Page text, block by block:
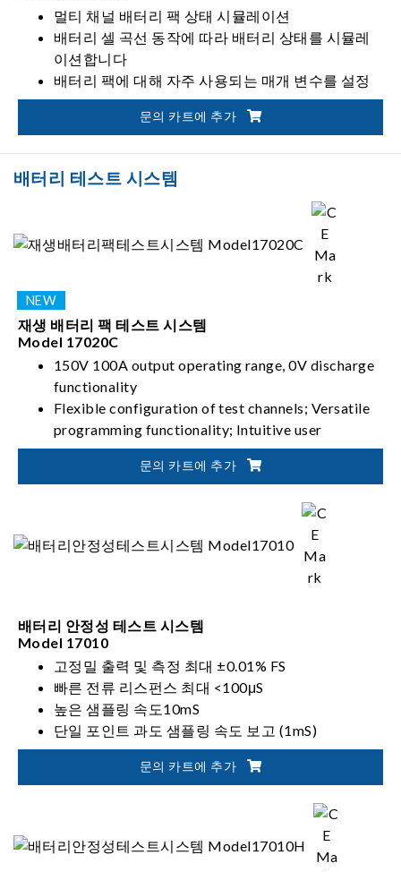
멀티 채널 배터리 팩 상태 시뮬레이션
배터리 셀 곡선 동작에 따라 배터리 상태를 시뮬레
이션합니다
배터리 팩에 대해 자주 사용되는 매개 변수를 설정
하고 초기 출력 상태를 신속하게 사용자 지정이 가
문의 카트에 추가
배터리 테스트 시스템
재생 배터리 팩 테스트 시스템
Model 17020C
150V 100A output operating range, 0V discharge
functionality
Flexible configuration of test channels; Versatile
programming functionality; Intuitive user
interface
High-precision current/voltage measurement;
discharging; Stable and uninterrupted current
Suitable for battery module/pack design
validation, production test, product certification
문의 카트에 추가
배터리 안정성 테스트 시스템
Model 17010
고정밀 출력 및 측정 최대 ±0.01% FS
빠른 전류 리스펀스 최대 <100μS
높은 샘플링 속도10mS
단일 포인트 과도 샘플링 속도 보고 (1mS)
채널 통합최대 96채널
채널 병렬 출력 최대 1200A
문의 카트에 추가